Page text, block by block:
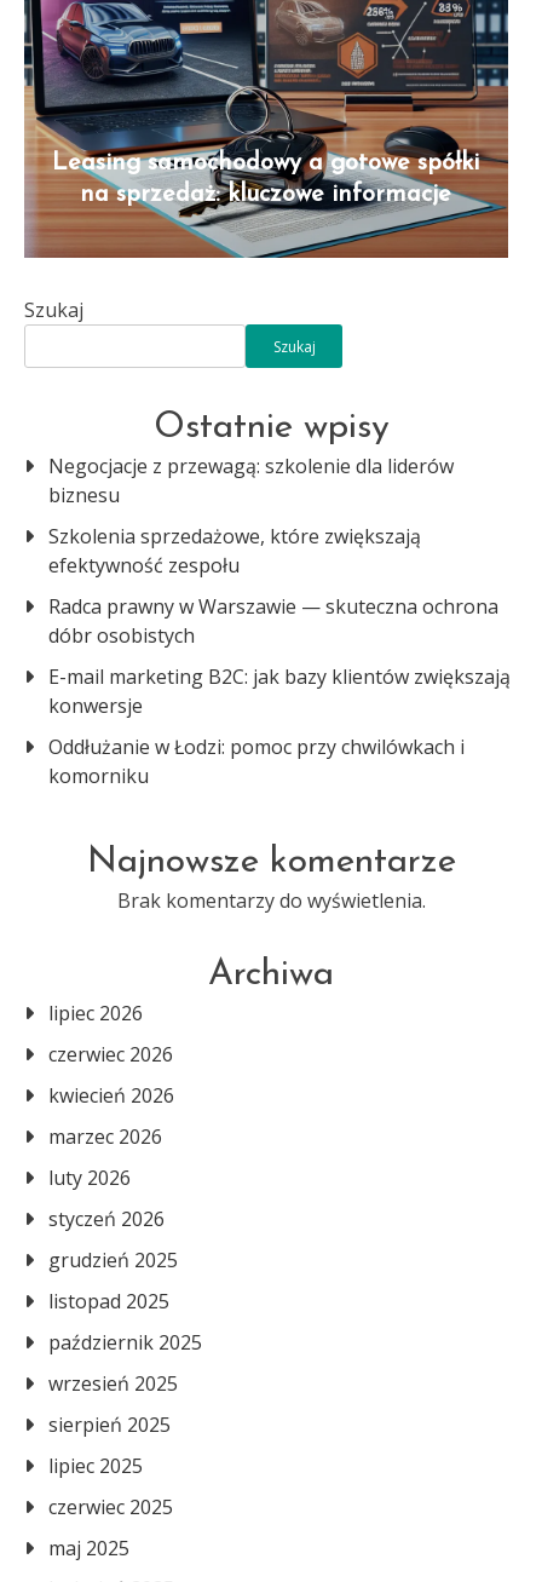
Leasing samochodowy a gotowe spółki
na sprzedaż: kluczowe informacje
Szukaj
Szukaj
Ostatnie wpisy
Negocjacje z przewagą: szkolenie dla liderów
biznesu
Szkolenia sprzedażowe, które zwiększają
efektywność zespołu
Radca prawny w Warszawie — skuteczna ochrona
dóbr osobistych
E-mail marketing B2C: jak bazy klientów zwiększają
konwersje
Oddłużanie w Łodzi: pomoc przy chwilówkach i
komorniku
Najnowsze komentarze
Brak komentarzy do wyświetlenia.
Archiwa
lipiec 2026
czerwiec 2026
kwiecień 2026
marzec 2026
luty 2026
styczeń 2026
grudzień 2025
listopad 2025
październik 2025
wrzesień 2025
sierpień 2025
lipiec 2025
czerwiec 2025
maj 2025